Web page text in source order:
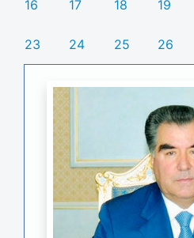
16 17 18 19
23 24 25 26